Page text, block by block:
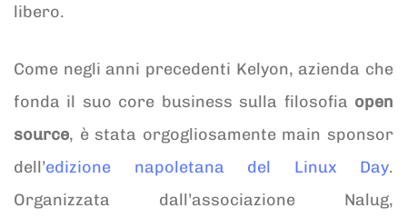
libero.
Come negli anni precedenti Kelyon, azienda che
fonda il suo core business sulla filosofia open
source, è stata orgogliosamente main sponsor
dell’edizione napoletana del Linux Day.
Organizzata dall’associazione Nalug,